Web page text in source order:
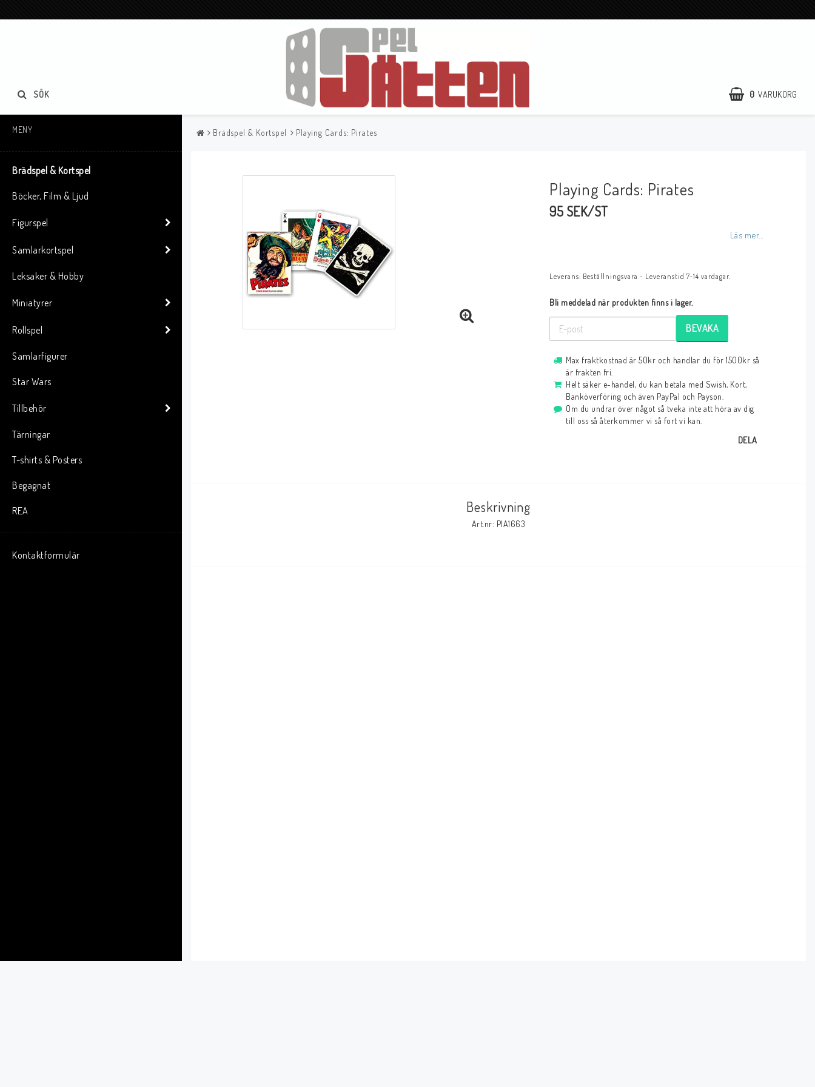
0 VARUKORG
SÖK
MENY
Brädspel & Kortspel
Böcker, Film & Ljud
Figurspel
Samlarkortspel
Leksaker & Hobby
Miniatyrer
Rollspel
Samlarfigurer
Star Wars
Tillbehör
Tärningar
T-shirts & Posters
Begagnat
REA
Kontaktformulär
Brädspel & Kortspel Playing Cards: Pirates
Playing Cards: Pirates
95 SEK/ST
Läs mer...
Leverans: Beställningsvara - Leveranstid 7-14 vardagar.
Bli meddelad när produkten finns i lager.
BEVAKA
Max fraktkostnad är 50kr och handlar du för 1500kr så
är frakten fri.
Helt säker e-handel, du kan betala med Swish, Kort,
Banköverföring och även PayPal och Payson.
Om du undrar över något så tveka inte att höra av dig
till oss så återkommer vi så fort vi kan.
DELA
Beskrivning
Art.nr: PIA1663